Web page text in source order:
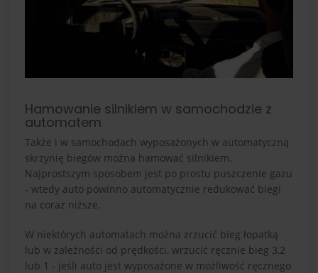
Hamowanie silnikiem w samochodzie z
automatem
Także i w samochodach wyposażonych w automatyczną
skrzynię biegów można hamować silnikiem.
Najprostszym sposobem jest po prostu puszczenie gazu
- wtedy auto powinno automatycznie redukować biegi
na coraz niższe.
W niektórych automatach można zrzucić bieg łopatką
lub w zależności od prędkości, wrzucić ręcznie bieg 3,2
lub 1 - jeśli auto jest wyposażone w możliwość ręcznego